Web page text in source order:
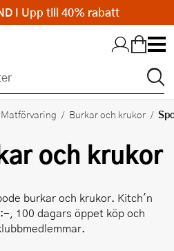
Matförvaring Burkar och krukor
och krukor
burkar och krukor. Kitch'n
, 100 dagars öppet köp och
I Upp till 40% rabatt